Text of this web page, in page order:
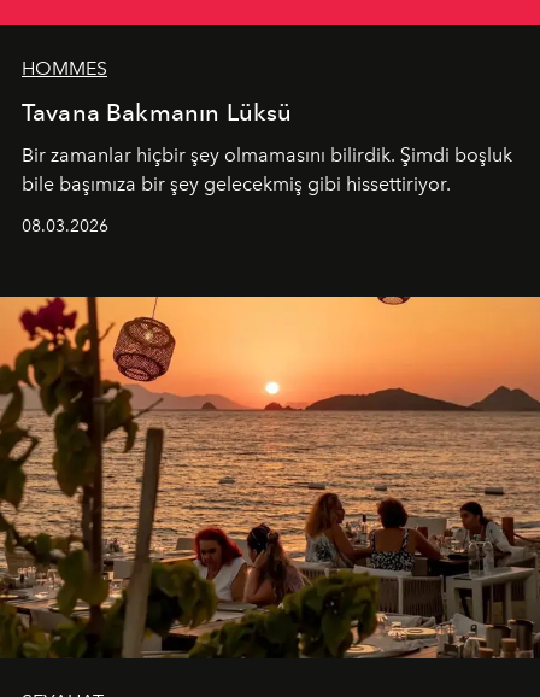
HOMMES
Tavana Bakmanın Lüksü
Bir zamanlar hiçbir şey olmamasını bilirdik. Şimdi boşluk
bile başımıza bir şey gelecekmiş gibi hissettiriyor.
08.03.2026